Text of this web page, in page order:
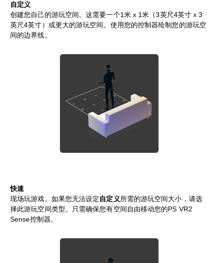
自定义
创建您自己的游玩空间。这需要一个1米 x 1米（3英尺4英寸 x 3
英尺4英寸）或更大的游玩空间。使用您的控制器绘制您的游玩空
间的边界线。
快速
现场玩游戏。如果您无法设定自定义所需的游玩空间大小，请选
择此游玩空间类型。只需确保您有空间自由移动您的PS VR2
Sense控制器。